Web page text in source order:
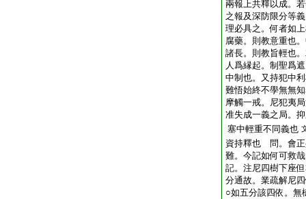
兩報上共釋以成。
之報及深防限分等
理必具之。何者如
腐藥。則教意重也
諸長。則教旨輕也
人爲縁起。制聖爲
中制也。又持犯中
難悟始終不學無無
摩觸一戒。尼犯夷
准失成一義之局。
塞中輕重不同義也
資持釋也 問。會正
難。今記如何可救
記。注尼四樹下座
分通故。業疏解尼
○如五分該四依。無